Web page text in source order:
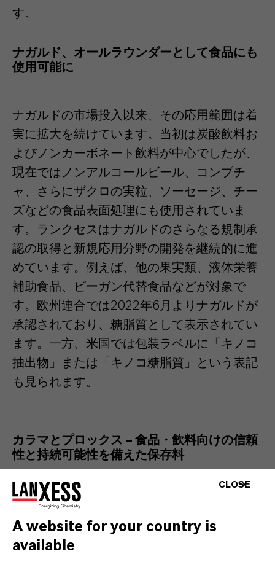
す。
ナガルド、オールラウンダーとして食品にも
使用可能に
ナガルドの市場投入以来、その応用範囲は着
実に拡大を続けています。当初は炭酸飲料お
よびノンカーボネート飲料が中心でしたが、
現在ではノンアルコールビール、コンブチ
ャ、さらにザクロの実粒、ソーセージ、チー
ズなどの食品表面処理にも使用されていま
す。ランクセスはナガルドのさらなる規制承
認の取得と新規応用分野の開発を継続的に進
めています。例えば、他の果実類、液体栄養
補助食品、ビーガン代替食品などが対象で
す。欧州連合では2022年6月よりナガルドが
承認されており、糖脂質として表示されてい
ます。一方、米国では包装ラベルに「キノコ
抽出物」または「キノコ糖脂質」という表記
も見られます。
カラマとプロックス – 食品・飲料向けの信頼
性と持続可能性を備えた保存料
ナガルドおよびベルコリンに加え、ランクセ
スは飲料や加工食品の安全な安定化のため
に、その他の高純度かつ天然物同等の防腐剤
CLOSE
A website for your country is
available